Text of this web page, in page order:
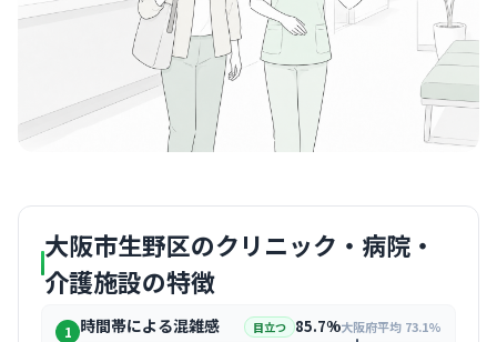
大阪市生野区のクリニック・病院・
介護施設の特徴
1 時間帯による混雑感 目立つ 85.7%大阪府平均 73.1%